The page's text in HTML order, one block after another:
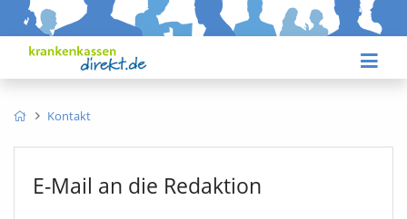
Kontakt
E-Mail an die Redaktion